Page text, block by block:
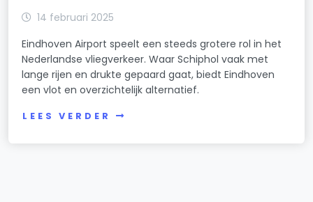
14 februari 2025
Eindhoven Airport speelt een steeds grotere rol in het
Nederlandse vliegverkeer. Waar Schiphol vaak met
lange rijen en drukte gepaard gaat, biedt Eindhoven
een vlot en overzichtelijk alternatief.
LEES VERDER